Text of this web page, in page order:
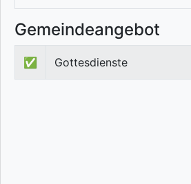
Gemeindeangebot
✅ Gottesdienste